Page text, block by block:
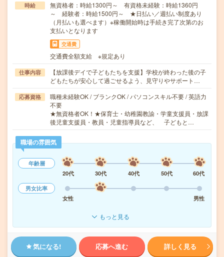
時給
無資格者：時給1300円～ 有資格未経験：時給1360円
～ 経験者：時給1500円～ ★日払い／週払い制度あり
（月払いも選べます）※稼働開始時は手続き完了次第のお
支払いとなります
交通費
交通費全額支給 ※規定あり
仕事内容
【放課後デイで子どもたちを支援】学校が終わった後の子
どもたちが安心して過ごせるよう、見守りやサポート…
応募資格
職種未経験OK / ブランクOK / パソコンスキル不要 / 英語力
不要
★無資格者OK！★保育士・幼稚園教諭・学童支援員・放課
後児童支援員・教員・児童指導員など、 子どもと…
職場の雰囲気
年齢層
20代
30代 40代 50代
60代
男女比率
女性
男性
もっと見る
気になる! 応募へ進む 詳しく見る